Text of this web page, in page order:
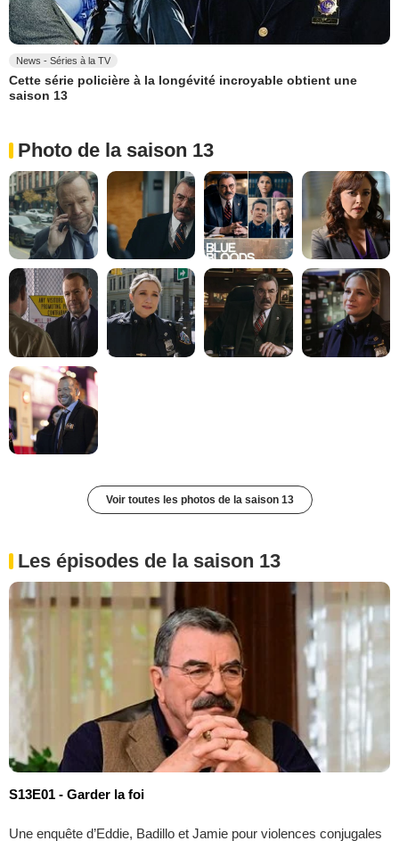
News - Séries à la TV
Cette série policière à la longévité incroyable obtient une
saison 13
Photo de la saison 13
Voir toutes les photos de la saison 13
Les épisodes de la saison 13
S13E01 - Garder la foi
Une enquête d’Eddie, Badillo et Jamie pour violences conjugales